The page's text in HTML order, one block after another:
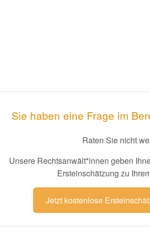
Sie haben eine Frage im
Raten Sie nicht
Unsere Rechtsanwält*innen geben
Ersteinschätzung zu
Jetzt kostenlose